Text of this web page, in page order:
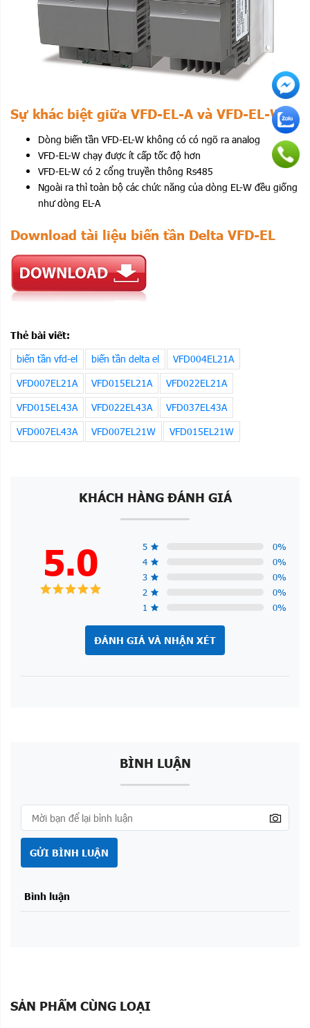
Sự khác biệt giữa VFD-EL-A và VFD-EL-W
Dòng biến tần VFD-EL-W không có có ngõ ra analog
VFD-EL-W chạy được ít cấp tốc độ hơn
VFD-EL-W có 2 cổng truyền thông Rs485
Ngoài ra thì toàn bộ các chức năng của dòng EL-W đều giống
như dòng EL-A
Download tài liệu biến tần Delta VFD-EL
Thẻ bài viết:
biến tần vfd-el biến tần delta el
VFD004EL21A
VFD007EL21A
VFD015EL21A
VFD022EL21A
VFD015EL43A
VFD022EL43A
VFD037EL43A
VFD007EL43A
VFD007EL21W VFD015EL21W
KHÁCH HÀNG ĐÁNH GIÁ
5.0 5 0%
4
0%
3
0%
2
0%
1
0%
ĐÁNH GIÁ VÀ NHẬN XÉT
BÌNH LUẬN
GỬI BÌNH LUẬN
Bình luận
SẢN PHẨM CÙNG LOẠI